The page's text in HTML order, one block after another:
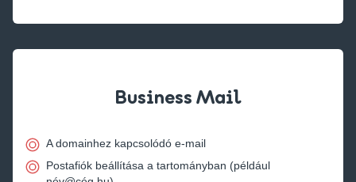
Business Mail
A domainhez kapcsolódó e-mail
Postafiók beállítása a tartományban (például